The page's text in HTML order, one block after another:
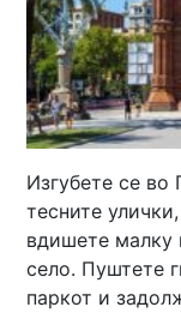
Изгубете се во
тесните
вдишете малку
село. Пуштете
паркот и